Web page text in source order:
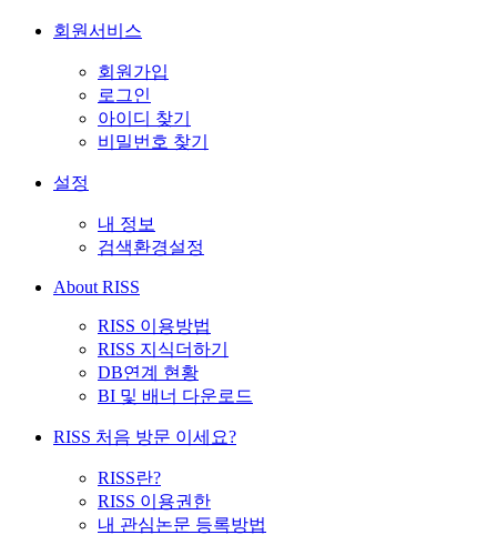
회원서비스
회원가입
로그인
아이디 찾기
비밀번호 찾기
설정
내 정보
검색환경설정
About RISS
RISS 이용방법
RISS 지식더하기
DB연계 현황
BI 및 배너 다운로드
RISS 처음 방문 이세요?
RISS란?
RISS 이용권한
내 관심논문 등록방법